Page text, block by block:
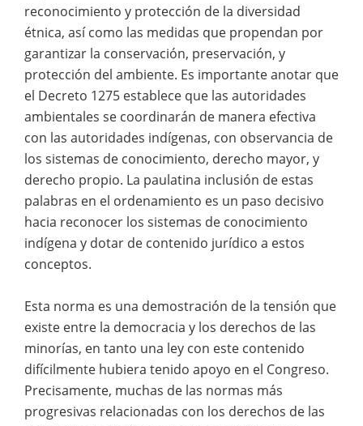
reconocimiento y protección de la diversidad
étnica, así como las medidas que propendan por
garantizar la conservación, preservación, y
protección del ambiente. Es importante anotar que
el Decreto 1275 establece que las autoridades
ambientales se coordinarán de manera efectiva
con las autoridades indígenas, con observancia de
los sistemas de conocimiento, derecho mayor, y
derecho propio. La paulatina inclusión de estas
palabras en el ordenamiento es un paso decisivo
hacia reconocer los sistemas de conocimiento
indígena y dotar de contenido jurídico a estos
conceptos.
Esta norma es una demostración de la tensión que
existe entre la democracia y los derechos de las
minorías, en tanto una ley con este contenido
difícilmente hubiera tenido apoyo en el Congreso.
Precisamente, muchas de las normas más
progresivas relacionadas con los derechos de las